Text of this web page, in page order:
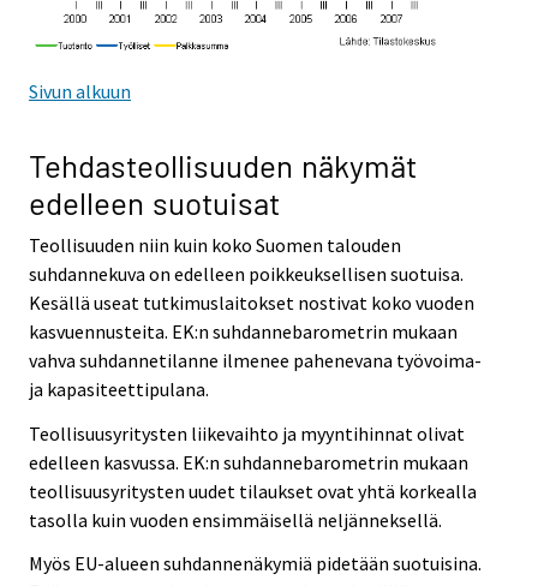
Sivun alkuun
Tehdasteollisuuden näkymät
edelleen suotuisat
Teollisuuden niin kuin koko Suomen talouden
suhdannekuva on edelleen poikkeuksellisen suotuisa.
Kesällä useat tutkimuslaitokset nostivat koko vuoden
kasvuennusteita. EK:n suhdannebarometrin mukaan
vahva suhdannetilanne ilmenee pahenevana työvoima-
ja kapasiteettipulana.
Teollisuusyritysten liikevaihto ja myyntihinnat olivat
edelleen kasvussa. EK:n suhdannebarometrin mukaan
teollisuusyritysten uudet tilaukset ovat yhtä korkealla
tasolla kuin vuoden ensimmäisellä neljänneksellä.
Myös EU-alueen suhdannenäkymiä pidetään suotuisina.